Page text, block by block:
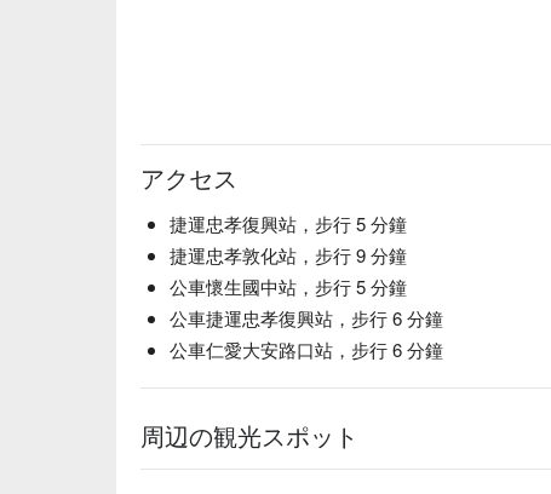
アクセス
捷運忠孝復興站，步行 5 分鐘
捷運忠孝敦化站，步行 9 分鐘
公車懷生國中站，步行 5 分鐘
公車捷運忠孝復興站，步行 6 分鐘
公車仁愛大安路口站，步行 6 分鐘
周辺の観光スポット